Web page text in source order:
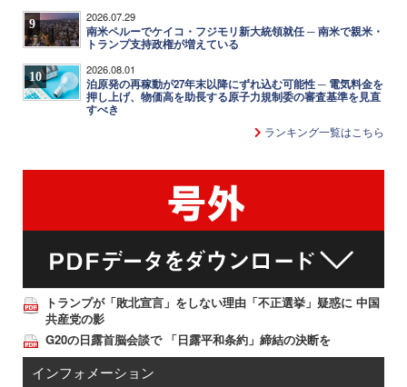
9 2026.07.29
南米ペルーでケイコ・フジモリ新大統領就任 ─ 南米で親米・
トランプ支持政権が増えている
10 2026.08.01
泊原発の再稼動が27年末以降にずれ込む可能性 ─ 電気料金を
押し上げ、物価高を助長する原子力規制委の審査基準を見直
すべき
ランキング一覧はこちら
トランプが「敗北宣言」をしない理由「不正選挙」疑惑に 中国
共産党の影
G20の日露首脳会談で 「日露平和条約」締結の決断を
インフォメーション